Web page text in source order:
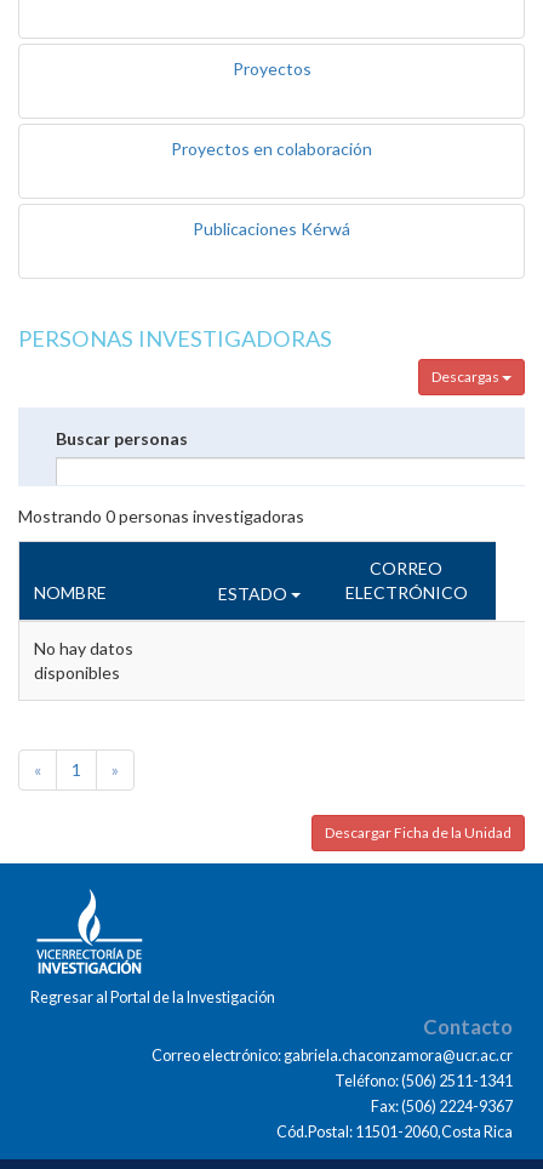
Proyectos
Proyectos en colaboración
Publicaciones Kérwá
PERSONAS INVESTIGADORAS
Descargas
Buscar personas
Mostrando 0personas investigadoras
NOMBRE ESTADO
CORREO
ELECTRÓNICO
No hay datos
disponibles
« 1 »
Descargar Ficha de la Unidad
Regresar al Portal de la Investigación
Contacto
Correo electrónico: gabriela.chaconzamora@ucr.ac.cr
Teléfono: (506) 2511-1341
Fax: (506) 2224-9367
Cód.Postal: 11501-2060,Costa Rica